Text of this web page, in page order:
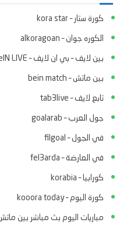
كورة ستار – kora star
الكوره جوان – alkoragoan
بين لايف – بي ان لايف – beIN LIVE
بين ماتش – bein match
تابع لايف – tab3live
جول العرب – goalarab
في الجول – filgoal
في العارضة – fel3arda
كورابيا – korabia
كورة اليوم – kooora today
مباريات اليوم بث مباشر بين